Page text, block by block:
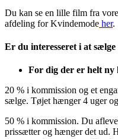
Du kan se en lille film fra
afdeling for Kvindemode her.
Er du interesseret i at
For dig der er helt ny
20 % i kommission og et
sælge. Tøjet hænger 4 uger
50 % i kommission. Du
prissætter og hænger det ud.